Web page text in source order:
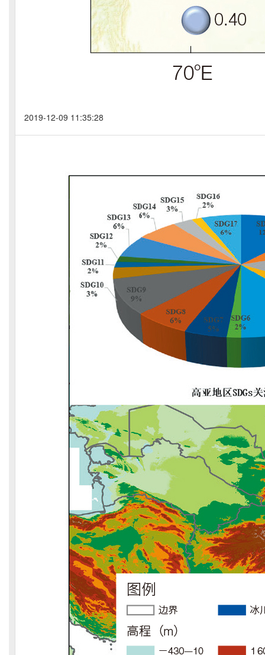
2019-12-09 11:35:28